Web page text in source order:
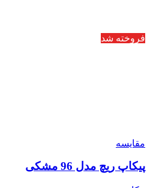
فروخته شد
مقایسه
پیکاپ ریچ مدل 96 مشکی